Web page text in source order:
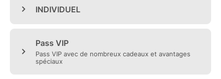
Découvrez un programme riche et immersif tout au
long du week-end :
• Concours de Cosplay : performances en continu